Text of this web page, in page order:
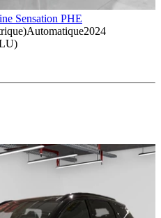
Sensation PHE
Automatique2024